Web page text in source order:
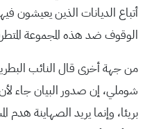
أتباع الديانات الذين يعيشون
الوقوف ضد هذه المجموعة
من جهة أخرى قال النائب
شوملي، إن صدور البيان جاء
بريئا، وإنما يريد الصهاينة هدم